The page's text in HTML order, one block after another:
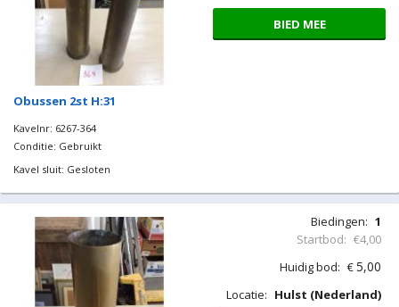
Obussen 2st H:31
Kavelnr: 6267-364
Conditie: Gebruikt
Kavel sluit: Gesloten
BIED MEE
Biedingen: 1
Startbod: €4,00
Huidig bod: €5,00
Locatie: Hulst (Nederland)